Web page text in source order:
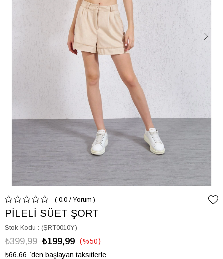
0.0 / Yorum
PİLELİ SÜET ŞORT
Stok Kodu (ŞRT0010Y)
₺399,99 ₺199,99 %50
İndirim
₺66,66 `den başlayan taksitlerle